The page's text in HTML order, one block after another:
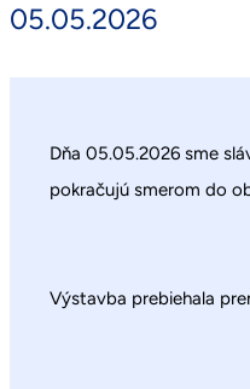
05.05.2026
Dňa 05.05.2026 sme
pokračujú smerom do
Výstavba prebiehala